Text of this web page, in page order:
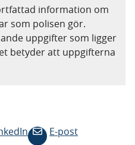
information om
som polisen gör.
uppgifter som ligger
betyder att uppgifterna
E-post